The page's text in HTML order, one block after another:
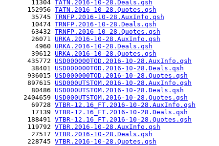
       11304
TATN.2016-10-28.Deals.qsh
      152956
TATN.2016-10-28.Quotes.qsh
       35745
TRNFP.2016-10-28.AuxInfo.qsh
       10474
TRNFP.2016-10-28.Deals.qsh
       63432
TRNFP.2016-10-28.Quotes.qsh
       26071
URKA.2016-10-28.AuxInfo.qsh
        4960
URKA.2016-10-28.Deals.qsh
       39612
URKA.2016-10-28.Quotes.qsh
      435772
USD000000TOD.2016-10-28.AuxInfo.qsh
       38401
USD000000TOD.2016-10-28.Deals.qsh
      936015
USD000000TOD.2016-10-28.Quotes.qsh
      897615
USD000UTSTOM.2016-10-28.AuxInfo.qsh
       80486
USD000UTSTOM.2016-10-28.Deals.qsh
     2404659
USD000UTSTOM.2016-10-28.Quotes.qsh
       69728
VTBR-12.16_FT.2016-10-28.AuxInfo.qsh
       17139
VTBR-12.16_FT.2016-10-28.Deals.qsh
      188491
VTBR-12.16_FT.2016-10-28.Quotes.qsh
      119792
VTBR.2016-10-28.AuxInfo.qsh
       27517
VTBR.2016-10-28.Deals.qsh
      228745
VTBR.2016-10-28.Quotes.qsh